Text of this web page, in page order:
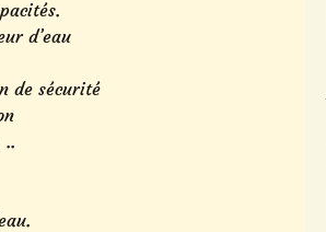
d’eau
de sécurité
..